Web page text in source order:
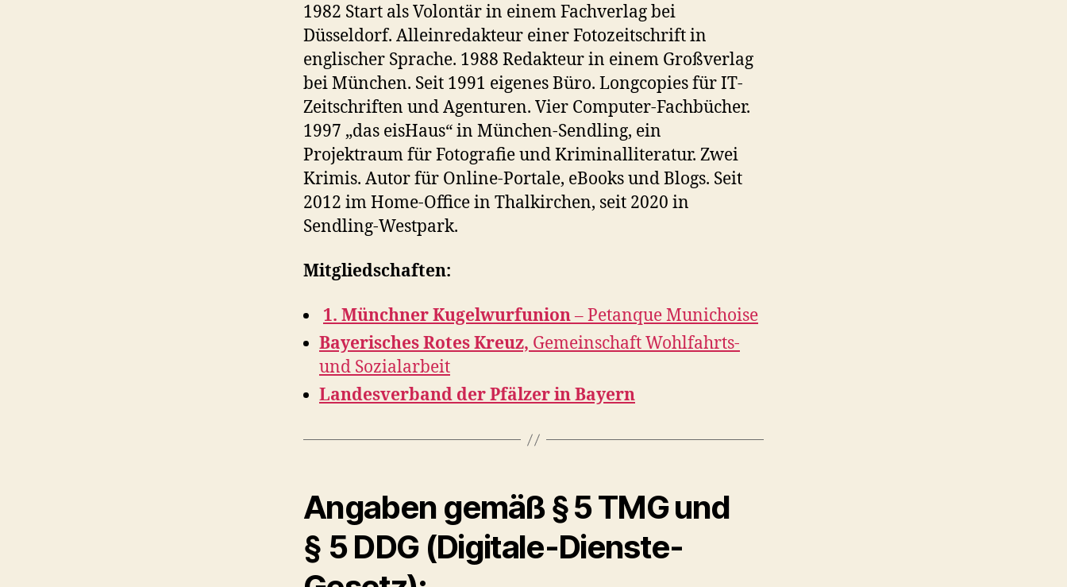
1982 Start als Volontär in einem Fachverlag bei
Düsseldorf. Alleinredakteur einer Fotozeitschrift in
englischer Sprache. 1988 Redakteur in einem Großverlag
bei München. Seit 1991 eigenes Büro. Longcopies für IT-
Zeitschriften und Agenturen. Vier Computer-Fachbücher.
1997 „das eisHaus“ in München-Sendling, ein
Projektraum für Fotografie und Kriminalliteratur. Zwei
Krimis. Autor für Online-Portale, eBooks und Blogs. Seit
2012 im Home-Office in Thalkirchen, seit 2020 in
Sendling-Westpark.
Mitgliedschaften:
1. Münchner Kugelwurfunion– Petanque Munichoise
Bayerisches Rotes Kreuz, Gemeinschaft Wohlfahrts-
und Sozialarbeit
Landesverband der Pfälzer in Bayern
Angaben gemäß § 5 TMG und
§ 5 DDG (Digitale-Dienste-